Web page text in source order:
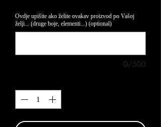
Ovdje upišite ako želite ovakav proizvod po Vašoj
želji... (druge boje, elementi...) (optional)
0/500